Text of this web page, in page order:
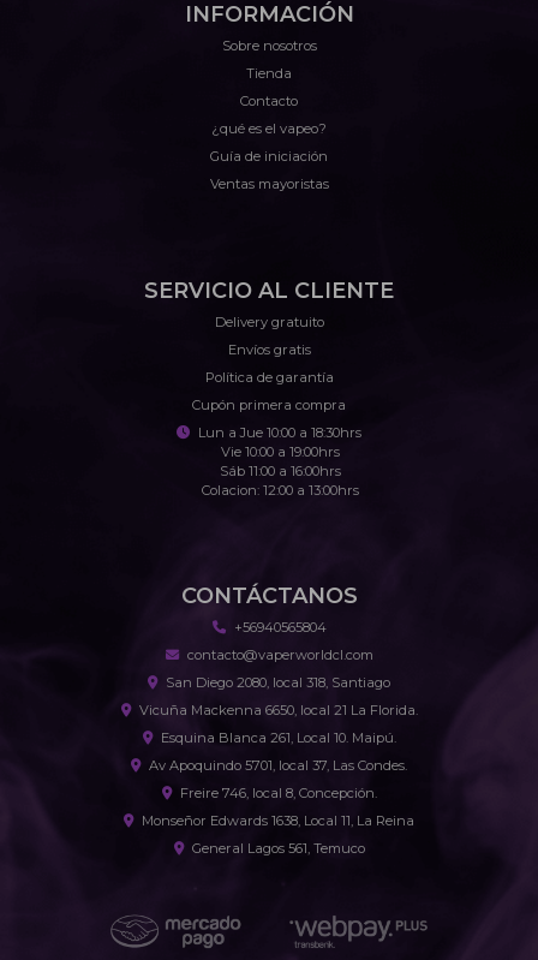
INFORMACIÓN
Sobre nosotros
Tienda
Contacto
¿qué es el vapeo?
Guía de iniciación
Ventas mayoristas
SERVICIO AL CLIENTE
Delivery gratuito
Envíos gratis
Política de garantía
Cupón primera compra
Lun a Jue 10:00 a 18:30hrs
Vie 10:00 a 19:00hrs
Sáb 11:00 a 16:00hrs
Colacion: 12:00 a 13:00hrs
CONTÁCTANOS
+56940565804
contacto@vaperworldcl.com
San Diego 2080, local 318, Santiago
Vicuña Mackenna 6650, local 21 La Florida.
Esquina Blanca 261, Local 10. Maipú.
Av Apoquindo 5701, local 37, Las Condes.
Freire 746, local 8, Concepción.
Monseñor Edwards 1638, Local 11, La Reina
General Lagos 561, Temuco